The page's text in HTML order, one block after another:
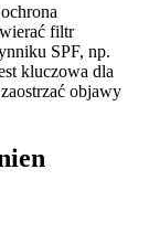
filtr
SPF, np.
kluczowa dla
objawy